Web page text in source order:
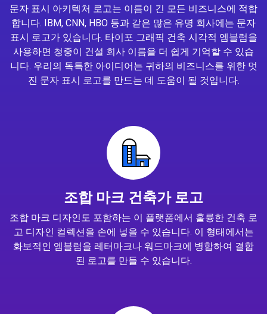
문자 표시 아키텍처 로고는 이름이 긴 모든 비즈니스에 적합
합니다. IBM, CNN, HBO 등과 같은 많은 유명 회사에는 문자
표시 로고가 있습니다. 타이포 그래픽 건축 시각적 엠블럼을
사용하면 청중이 건설 회사 이름을 더 쉽게 기억할 수 있습
니다. 우리의 독특한 아이디어는 귀하의 비즈니스를 위한 멋
진 문자 표시 로고를 만드는 데 도움이 될 것입니다.
조합 마크 건축가 로고
조합 마크 디자인도 포함하는 이 플랫폼에서 훌륭한 건축 로
고 디자인 컬렉션을 손에 넣을 수 있습니다. 이 형태에서는
화보적인 엠블럼을 레터마크나 워드마크에 병합하여 결합
된 로고를 만들 수 있습니다.